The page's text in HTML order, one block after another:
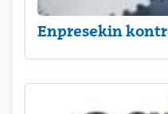
Enpresekin